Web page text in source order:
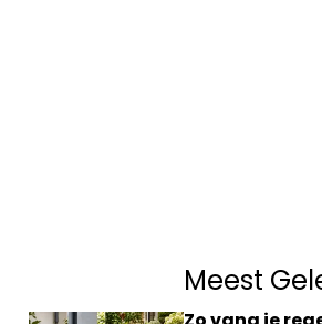
Meest